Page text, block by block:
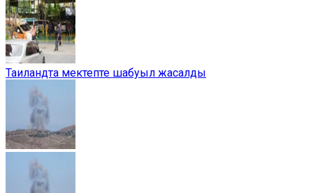
Таиландта мектепте шабуыл жасалды